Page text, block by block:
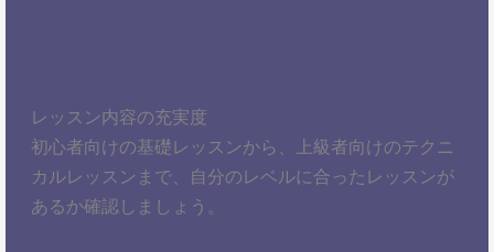
レッスン内容の充実度
初心者向けの基礎レッスンから、上級者向けのテクニ
カルレッスンまで、自分のレベルに合ったレッスンが
あるか確認しましょう。